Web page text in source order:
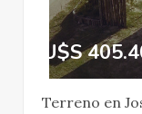
U$S
Terreno en